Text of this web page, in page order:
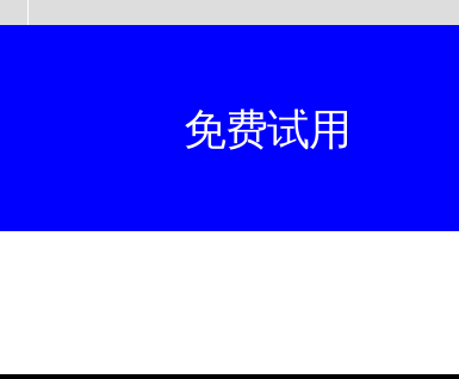
免费试用